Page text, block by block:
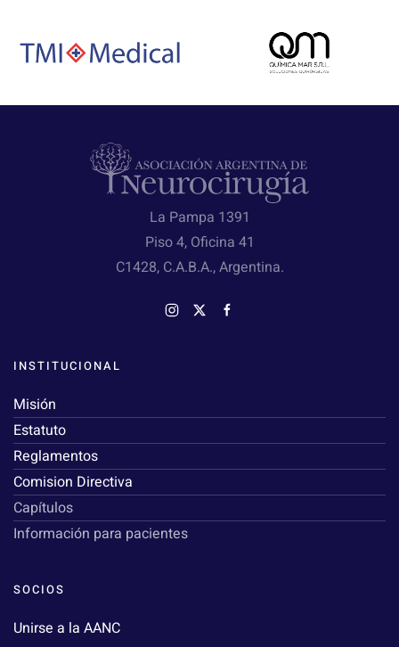
La Pampa 1391
Piso 4, Oficina 41
C1428, C.A.B.A., Argentina.
INSTITUCIONAL
Misión
Estatuto
Reglamentos
Comision Directiva
Capítulos
Información para pacientes
SOCIOS
Unirse a la AANC